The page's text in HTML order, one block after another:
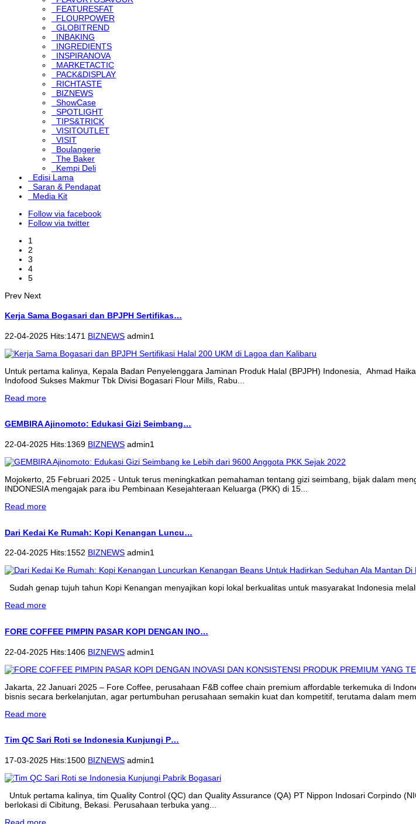
FEATURESFAT
FLOURPOWER
GLOBITREND
INBAKING
INGREDIENTS
INSPIRANOVA
MARKETACTIC
PACK&DISPLAY
RICHTASTE
BIZNEWS
ShowCase
SPOTLIGHT
TIPS&TRICK
VISITOUTLET
VISIT
Boulangerie
The Baker
Kempi Deli
Edisi Lama
Saran & Pendapat
Media Kit
Follow via facebook
Follow via twitter
1
2
3
4
5
Prev Next
Kerja Sama Bogasari dan BPJPH Sertifikas…
22-04-2025 Hits:1471 BIZNEWS admin1
Untuk pertama kalinya, Kepala Badan Penyelenggara Jaminan Produk Halal (BPJPH) Indonesia, Ahmad
Indofood Sukses Makmur Tbk Divisi Bogasari Flour Mills, Rabu...
Read more
GEMBIRA Ajinomoto: Edukasi Gizi Seimbang…
22-04-2025 Hits:1369 BIZNEWS admin1
Mojokerto, 25 Februari 2025 - Untuk terus meningkatkan pemahaman tentang gizi seimbang, bijak dalam
INDONESIA mengajak para ibu Pembinaan Kesejahteraan Keluarga (PKK) di 15...
Read more
Dari Kedai Ke Rumah: Kopi Kenangan Luncu…
22-04-2025 Hits:1552 BIZNEWS admin1
Sudah genap tujuh tahun Kopi Kenangan menyajikan kopi lokal berkualitas untuk masyarakat Indonesia
Read more
FORE COFFEE PIMPIN PASAR KOPI DENGAN INO…
22-04-2025 Hits:1406 BIZNEWS admin1
Jakarta, 22 Januari 2025 – Fore Coffee, perusahaan F&B coffee chain premium affordable terkemuka di
bisnis secara berkelanjutan, agar pertumbuhan perusahaan semakin kuat dan kompetitif, terutama dalam
Read more
Tim QC Sari Roti se Indonesia Kunjungi P…
17-03-2025 Hits:1500 BIZNEWS admin1
Untuk pertama kalinya, tim Quality Control (QC) dan Quality Assurance (QA) PT Nippon Indosari Corpindo
berlokasi di Cibitung, Bekasi. Perusahaan terbuka yang...
Read more